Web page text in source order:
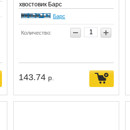
хвостовик Барс
Барс
Количество:
143.74 р.